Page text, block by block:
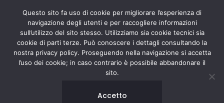
Questo sito fa uso di cookie per migliorare l’esperienza di
navigazione degli utenti e per raccogliere informazioni
sull’utilizzo del sito stesso. Utilizziamo sia cookie tecnici sia
cookie di parti terze. Può conoscere i dettagli consultando la
nostra privacy policy. Proseguendo nella navigazione si accetta
l’uso dei cookie; in caso contrario è possibile abbandonare il
sito.
Accetto